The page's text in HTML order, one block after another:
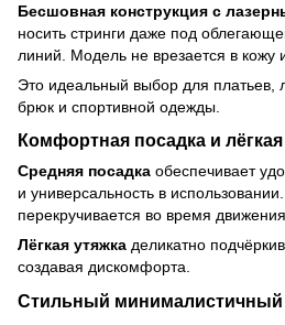
Бесшовная конструкция с
носить стринги даже под
линий. Модель не врезается в кожу
Это идеальный выбор для платьев,
брюк и спортивной одежды.
Комфортная посадка и
Средняя посадка обеспечивает
и универсальность в
перекручивается во время
Лёгкая утяжка деликатно
создавая дискомфорта.
Стильный минималистичный